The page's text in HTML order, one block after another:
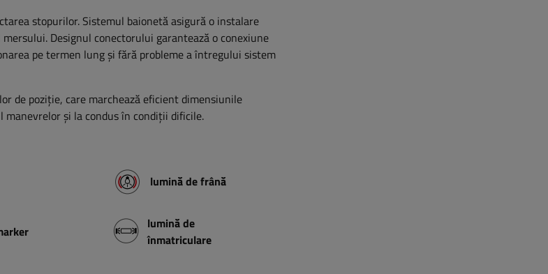
stopurilor. Sistemul baionetă asigură o instalare
Designul conectorului garantează o conexiune
pe termen lung și fără probleme a întregului sistem
de poziție, care marchează eficient dimensiunile
și la condus în condiții dificile.
lumină de frână
lumină de
înmatriculare